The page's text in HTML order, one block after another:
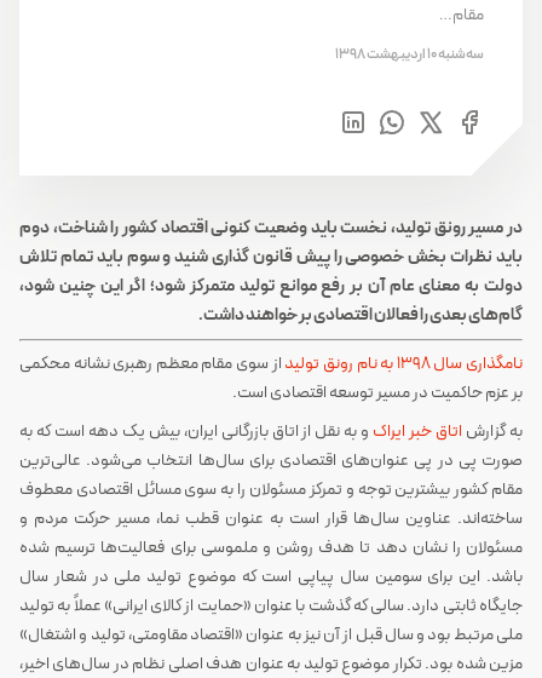
مقام…
سه‌شنبه 10 اردیبهشت 1398
در مسیر رونق تولید، نخست باید وضعیت کنونی اقتصاد کشور را شناخت، دوم
باید نظرات بخش خصوصی را پیش قانون گذاری شنید و سوم باید تمام تلاش
دولت به معنای عام آن بر رفع موانع تولید متمرکز شود؛ اگر این چنین شود،
گام‌های بعدی را فعالان اقتصادی بر خواهند داشت.
نامگذاری سال ۱۳۹۸ به نام رونق تولید
از سوی مقام معظم رهبری نشانه محکمی
بر عزم حاکمیت در مسیر توسعه اقتصادی است.
به گزارش اتاق خبر ایراک و به نقل از اتاق بازرگانی ایران، بیش یک دهه است که به
صورت پی در پی عنوان‌های اقتصادی برای سال‌ها انتخاب می‌شود. عالی‌ترین
مقام کشور بیشترین توجه و تمرکز مسئولان را به سوی مسائل اقتصادی معطوف
ساخته‌اند. عناوین سال‌ها قرار است به عنوان قطب نما، مسیر حرکت مردم و
مسئولان را نشان دهد تا هدف روشن و ملموسی برای فعالیت‌ها ترسیم شده
باشد. این برای سومین سال پیاپی است که موضوع تولید ملی در شعار سال
جایگاه ثابتی دارد. سالی که گذشت با عنوان «حمایت از کالای ایرانی» عملاً به تولید
ملی مرتبط بود و سال قبل از آن نیز به عنوان «اقتصاد مقاومتی، تولید و اشتغال»
مزین شده بود. تکرار موضوع تولید به عنوان هدف اصلی نظام در سال‌های اخیر،